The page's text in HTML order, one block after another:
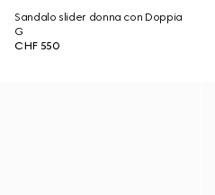
Sandalo slider donna con Doppia
G
CHF 550